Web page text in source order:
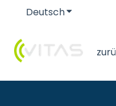
Deutsch